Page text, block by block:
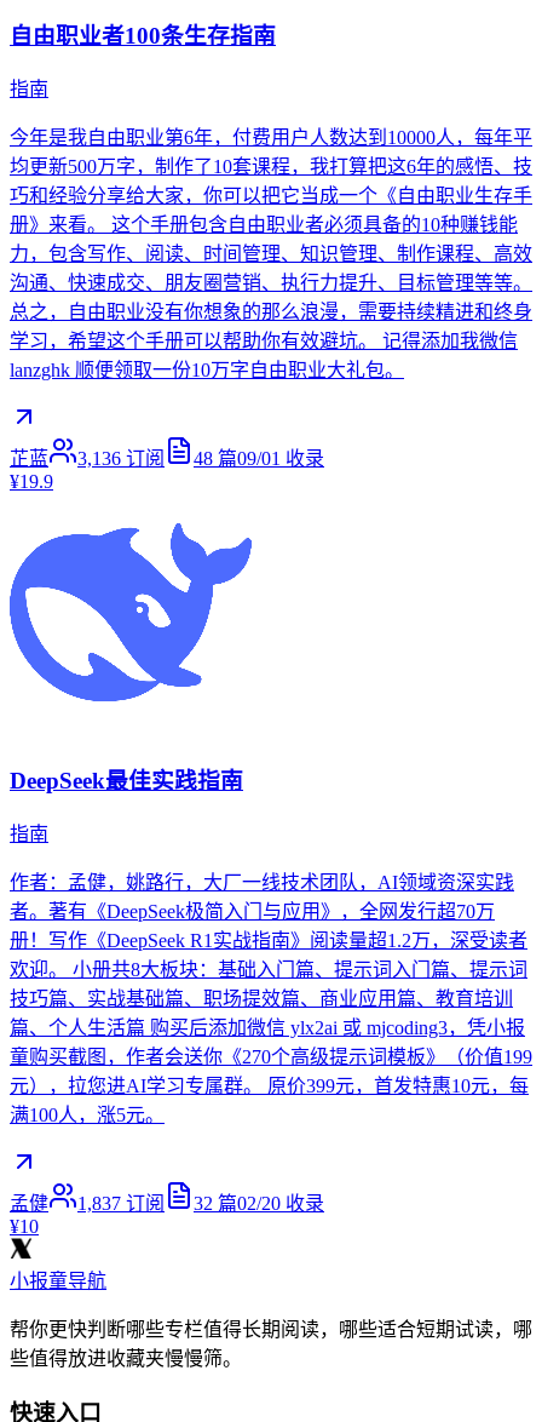
自由职业者100条生存指南
指南
今年是我自由职业第6年，付费用户人数达到10000人，每年平
均更新500万字，制作了10套课程，我打算把这6年的感悟、技
巧和经验分享给大家，你可以把它当成一个《自由职业生存手
册》来看。 这个手册包含自由职业者必须具备的10种赚钱能
力，包含写作、阅读、时间管理、知识管理、制作课程、高效
沟通、快速成交、朋友圈营销、执行力提升、目标管理等等。
总之，自由职业没有你想象的那么浪漫，需要持续精进和终身
学习，希望这个手册可以帮助你有效避坑。 记得添加我微信
lanzghk 顺便领取一份10万字自由职业大礼包。
芷蓝 3,136 订阅 48 篇09/01 收录
¥19.9
DeepSeek最佳实践指南
指南
作者：孟健，姚路行，大厂一线技术团队，AI领域资深实践
者。著有《DeepSeek极简入门与应用》，全网发行超70万
册！写作《DeepSeek R1实战指南》阅读量超1.2万，深受读者
欢迎。 小册共8大板块：基础入门篇、提示词入门篇、提示词
技巧篇、实战基础篇、职场提效篇、商业应用篇、教育培训
篇、个人生活篇 购买后添加微信 ylx2ai 或 mjcoding3，凭小报
童购买截图，作者会送你《270个高级提示词模板》（价值199
元），拉您进AI学习专属群。 原价399元，首发特惠10元，每
满100人，涨5元。
孟健 1,837 订阅 32 篇02/20 收录
¥10
小报童导航
帮你更快判断哪些专栏值得长期阅读，哪些适合短期试读，哪
些值得放进收藏夹慢慢筛。
快速入口